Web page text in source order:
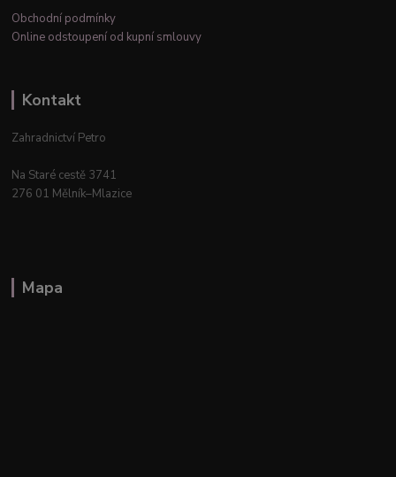
Obchodní podmínky
Online odstoupení od kupní smlouvy
Kontakt
Zahradnictví Petro
Na Staré cestě 3741
276 01 Mělník–Mlazice
Mapa